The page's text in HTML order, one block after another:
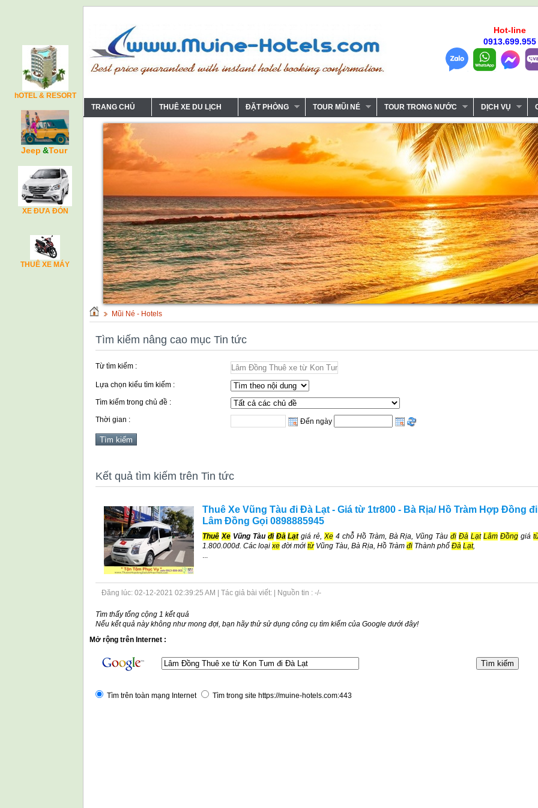
hOTEL & RESORT
Jeep &Tour
XE ĐƯA ĐÓN
THUÊ XE MÁY
Hot-line
0913.699.955
TRANG CHỦ THUÊ XE DU LỊCH ĐẶT PHÒNG TOUR MŨI NÉ TOUR TRONG NƯỚC DỊCH VỤ
Mũi Né - Hotels
Tìm kiếm nâng cao mục Tin tức
Từ tìm kiếm :
Lựa chọn kiểu tìm kiếm :
Tìm kiếm trong chủ đề :
Thời gian : Đến ngày
Kết quả tìm kiếm trên Tin tức
Thuê Xe Vũng Tàu đi Đà Lạt - Giá từ 1tr800 - Bà Rịa/ Hồ Tràm Hợp Đồng đi
Lâm Đồng Gọi 0898885945
Thuê XeVũng Tàu đi Đà Lạt giá rẻ,Xe 4 chỗ Hồ Tràm, Bà Rịa, Vũng Tàuđi Đà Lạt Lâm Đồnggiá
1.800.000đ. Các loại xe đời mới từVũng Tàu, Bà Rịa, Hồ Tràm đi Thành phố Đà Lạt,
Đăng lúc: 02-12-2021 02:39:25 AM | Tác giả bài viết: | Nguồn tin : -/-
Tìm thấy tổng cộng 1 kết quả
Nếu kết quả này không như mong đợi, bạn hãy thử sử dụng công cụ tìm kiếm của Google dưới đây!
Mở rộng trên Internet :
Tìm trên toàn mạng Internet Tìm trong site https://muine-hotels.com:443